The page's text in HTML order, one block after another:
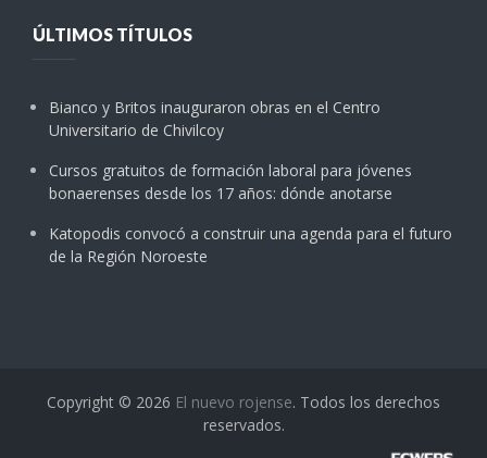
ÚLTIMOS TÍTULOS
Bianco y Britos inauguraron obras en el Centro
Universitario de Chivilcoy
Cursos gratuitos de formación laboral para jóvenes
bonaerenses desde los 17 años: dónde anotarse
Katopodis convocó a construir una agenda para el futuro
de la Región Noroeste
Copyright © 2026 El nuevo rojense. Todos los derechos
reservados.